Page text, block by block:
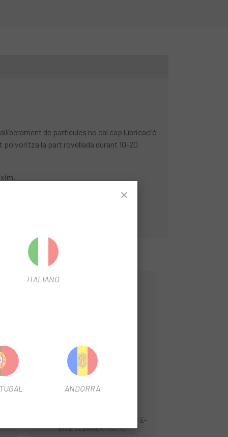
de partícules no cal cap lubricació
la part rovellada durant 10-20
NETEJADOR BLUB ELECTRONICS E-
BIKE CLEANER 450ML
ITALIANO
ANDORRA